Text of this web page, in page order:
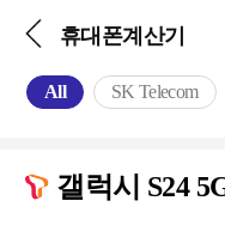
휴대폰계산기
All SK Telecom
갤럭시 S24